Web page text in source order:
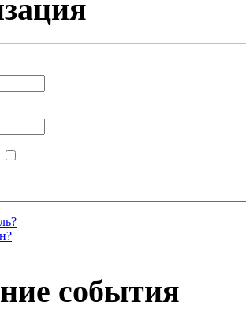
события